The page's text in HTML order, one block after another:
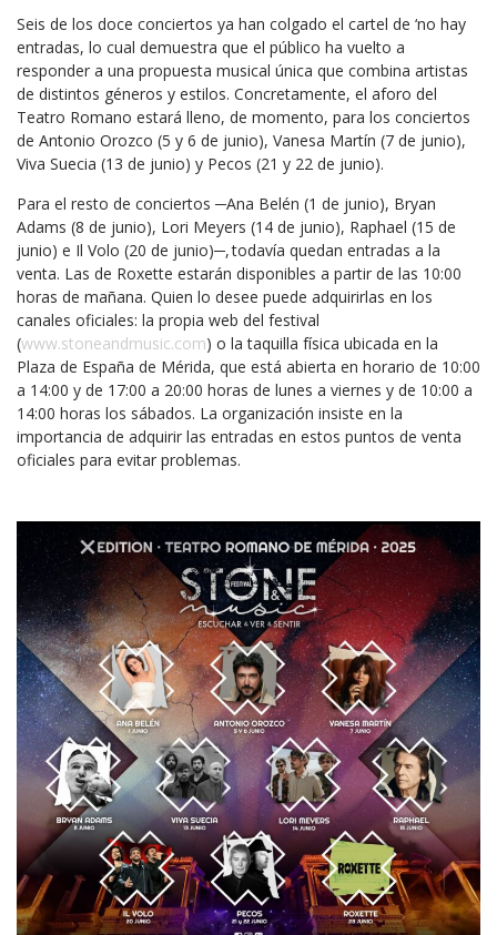
Seis de los doce conciertos ya han colgado el cartel de ‘no hay
entradas, lo cual demuestra que el público ha vuelto a
responder a una propuesta musical única que combina artistas
de distintos géneros y estilos. Concretamente, el aforo del
Teatro Romano estará lleno, de momento, para los conciertos
de Antonio Orozco (5 y 6 de junio), Vanesa Martín (7 de junio),
Viva Suecia (13 de junio) y Pecos (21 y 22 de junio).
Para el resto de conciertos ─Ana Belén (1 de junio), Bryan
Adams (8 de junio), Lori Meyers (14 de junio), Raphael (15 de
junio) e Il Volo (20 de junio)─, todavía quedan entradas a la
venta. Las de Roxette estarán disponibles a partir de las 10:00
horas de mañana. Quien lo desee puede adquirirlas en los
canales oficiales: la propia web del festival
(www.stoneandmusic.com) o la taquilla física ubicada en la
Plaza de España de Mérida, que está abierta en horario de 10:00
a 14:00 y de 17:00 a 20:00 horas de lunes a viernes y de 10:00 a
14:00 horas los sábados. La organización insiste en la
importancia de adquirir las entradas en estos puntos de venta
oficiales para evitar problemas.